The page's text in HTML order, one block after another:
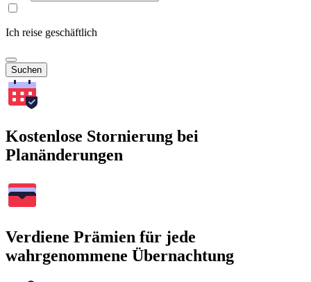
Ich reise geschäftlich
Suchen
Kostenlose Stornierung bei
Planänderungen
Verdiene Prämien für jede
wahrgenommene Übernachtung